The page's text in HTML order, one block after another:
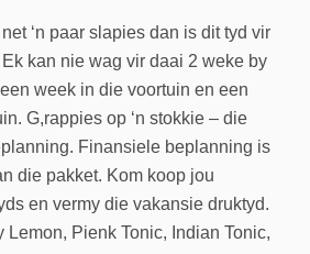
‘n paar slapies dan is dit tyd vir
kan nie wag vir daai 2 weke by
week in die voortuin en een
G,rappies op ‘n stokkie – die
Finansiele beplanning is
die pakket. Kom koop jou
en vermy die vakansie druktyd.
Lemon, Pienk Tonic, Indian Tonic,